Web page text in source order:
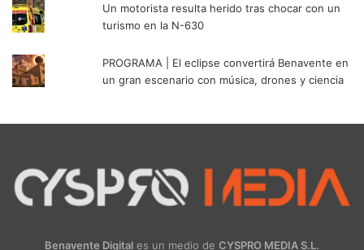
Un motorista resulta herido tras chocar con un
turismo en la N-630
PROGRAMA | El eclipse convertirá Benavente en
un gran escenario con música, drones y ciencia
Benavente Digital es un medio de CYSPRO MEDIA S.L.